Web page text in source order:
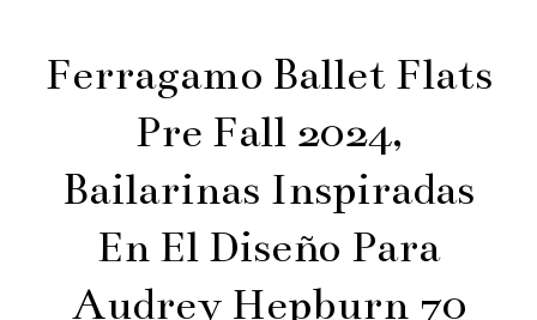
Ferragamo Ballet Flats
Pre Fall 2024,
Bailarinas Inspiradas
En El Diseño Para
Audrey Hepburn 70